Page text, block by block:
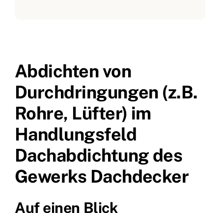
Abdichten von
Durchdringungen (z.B.
Rohre, Lüfter) im
Handlungsfeld
Dachabdichtung des
Gewerks Dachdecker
Auf einen Blick